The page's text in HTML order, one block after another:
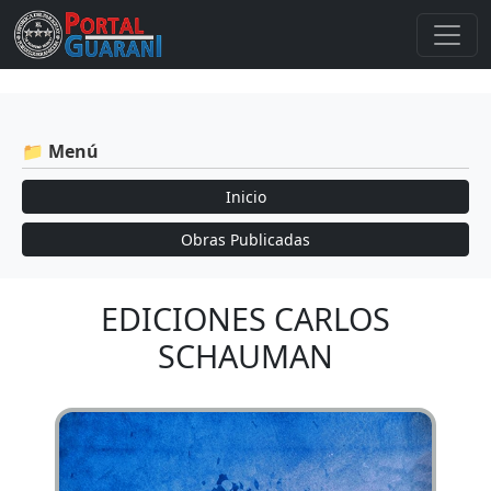
📁 Menú
Inicio
Obras Publicadas
EDICIONES CARLOS
SCHAUMAN